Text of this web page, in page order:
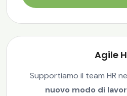
Agile
Supportiamo il team HR
nuovo modo di